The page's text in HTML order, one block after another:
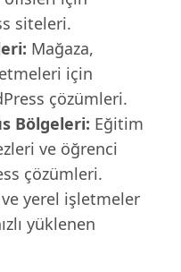
siteleri.
Mağaza,
için
çözümleri.
Bölgeleri: Eğitim
ve öğrenci
çözümleri.
ve yerel işletmeler
yüklenen